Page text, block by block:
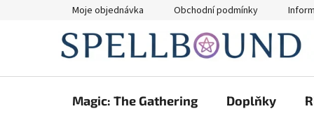
Moje objednávka Obchodní podmínky
Magic: The Gathering Doplňky